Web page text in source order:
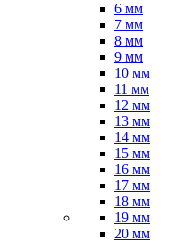
6 мм
7 мм
8 мм
9 мм
10 мм
11 мм
12 мм
13 мм
14 мм
15 мм
16 мм
17 мм
18 мм
19 мм
20 мм